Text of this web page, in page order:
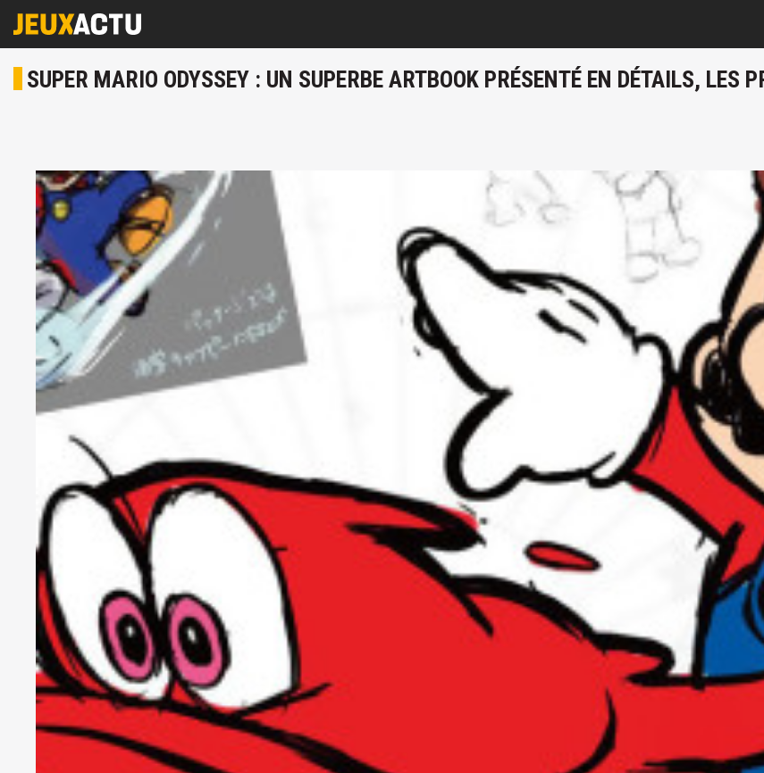
SUPER MARIO ODYSSEY : UN SUPERBE ARTBOOK PRÉSENTÉ EN DÉTAILS, LES